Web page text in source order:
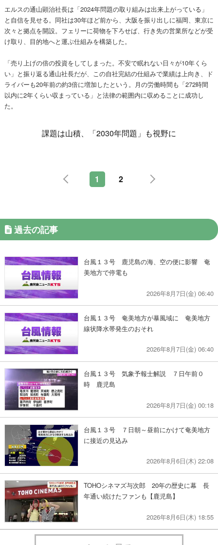
エルスの通山顕治社長は「2024年問題の取り組みは出来上がっている」
と自信を見せる。同社は30年ほど前から、大阪を振り出しに福岡、東京に
次々と拠点を開設。フェリーに荷物を下ろせば、行き先の営業所などが受
け取り、目的地へと運ぶ仕組みを構築した。
「売り上げの倍の投資をしてしまった。不安で眠れない日々が10年くら
い」と振り返る通山社長だが、この自社完結の仕組みで業績は上向き、ド
ライバーも20年前の約3倍に増加したという。月の労働時間も「272時間
以内に2年くらい収まっている」と法律の範囲内に収めることに成功し
た。
課題は山積、「2030年問題」も視野に
1 2
過去の記事
台風１３号 鹿児島の海、空の便に影響 奄
美地方で停電も
2026年8月7日(金) 06:40
台風１３号 奄美地方が暴風域に 奄美地方
線状降水帯発生のおそれ
2026年8月7日(金) 06:40
台風１３号 気象予報士解説 ７日午前０
時 鹿児島
2026年8月7日(金) 00:18
台風１３号 ７日朝～昼前にかけて奄美地方
に接近の見込み
2026年8月6日(木) 22:08
TOHOシネマズ与次郎 20年の歴史に幕 長
年通い続けたファンも【鹿児島】
2026年8月6日(木) 18:55